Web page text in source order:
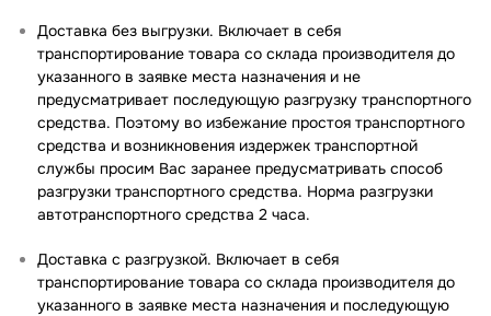
Доставка без выгрузки. Включает в себя
транспортирование товара со склада производителя до
указанного в заявке места назначения и не
предусматривает последующую разгрузку транспортного
средства. Поэтому во избежание простоя транспортного
средства и возникновения издержек транспортной
службы просим Вас заранее предусматривать способ
разгрузки транспортного средства. Норма разгрузки
автотранспортного средства 2 часа.
Доставка с разгрузкой. Включает в себя
транспортирование товара со склада производителя до
указанного в заявке места назначения и последующую